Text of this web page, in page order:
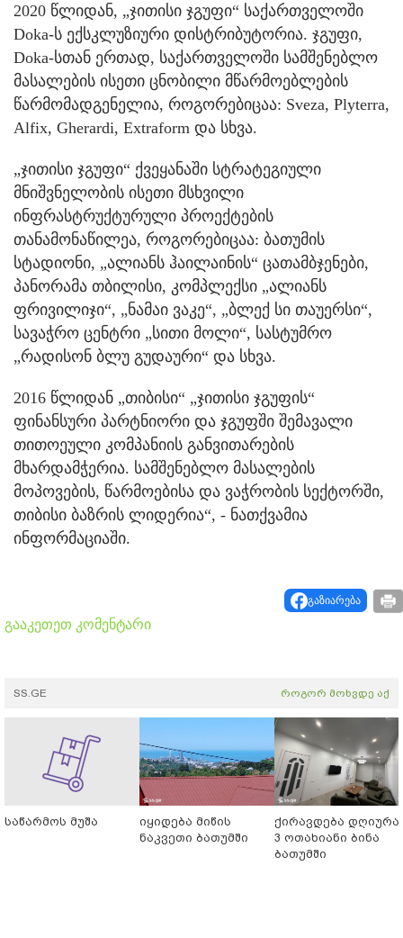
2020 წლიდან, „ჯითისი ჯგუფი“ საქართველოში
Doka-ს ექსკლუზიური დისტრიბუტორია. ჯგუფი,
Doka-სთან ერთად, საქართველოში სამშენებლო
მასალების ისეთი ცნობილი მწარმოებლების
წარმომადგენელია, როგორებიცაა: Sveza, Plyterra,
Alfix, Gherardi, Extraform და სხვა.
„ჯითისი ჯგუფი“ ქვეყანაში სტრატეგიული
მნიშვნელობის ისეთი მსხვილი
ინფრასტრუქტურული პროექტების
თანამონაწილეა, როგორებიცაა: ბათუმის
სტადიონი, „ალიანს ჰაილაინის“ ცათამბჯენები,
პანორამა თბილისი, კომპლექსი „ალიანს
ფრივილიჯი“, „ნამაი ვაკე“, „ბლექ სი თაუერსი“,
სავაჭრო ცენტრი „სითი მოლი“, სასტუმრო
„რადისონ ბლუ გუდაური“ და სხვა.
2016 წლიდან „თიბისი“ „ჯითისი ჯგუფის“
ფინანსური პარტნიორი და ჯგუფში შემავალი
თითოეული კომპანიის განვითარების
მხარდამჭერია. სამშენებლო მასალების
მოპოვების, წარმოებისა და ვაჭრობის სექტორში,
თიბისი ბაზრის ლიდერია“, - ნათქვამია
ინფორმაციაში.
გაზიარება
გააკეთეთ კომენტარი
SS.GE როგორ მოხვდე აქ
საწარმოს მუშა
იყიდება მიწის
ნაკვეთი ბათუმში
ქირავდება
3 ოთახიანი ბინა
ბათუმში